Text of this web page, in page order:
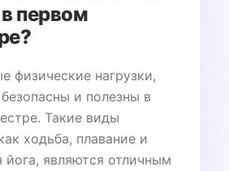
первом
физические нагрузки,
и полезны в
Такие виды
ходьба, плавание и
йога, являются отличным